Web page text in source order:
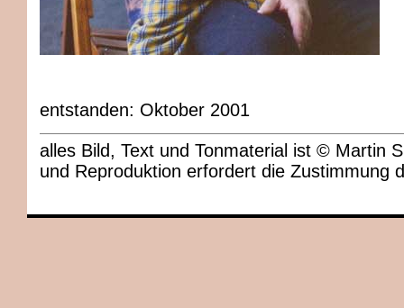
entstanden: Oktober 2001
alles Bild, Text und Tonmaterial ist © Martin
und Reproduktion erfordert die Zustimmung